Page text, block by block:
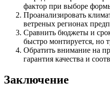
фактор при выборе
Проанализировать
ветреных регионах
Сравнить бюджеты и
быстро монтируется, но
Обратить внимание на
гарантия качества и
Заключение